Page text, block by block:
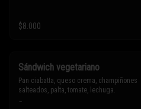
* Los ingredientes no son intercambiables.
Sólo puedes solicitar eliminar un
$8.000
Sándwich vegetariano
Pan ciabatta, queso crema, champiñones
salteados, palta, tomate, lechuga.